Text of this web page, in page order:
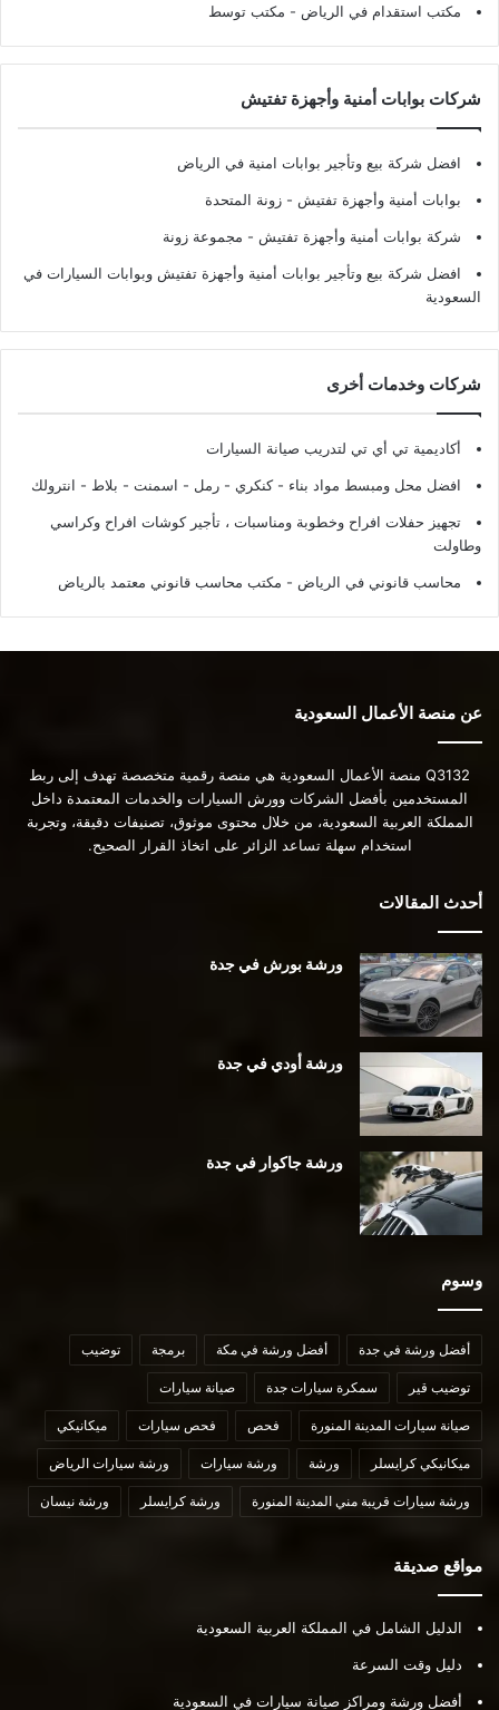
مكتب استقدام في الرياض - مكتب توسط
شركات بوابات أمنية وأجهزة تفتيش
افضل شركة بيع وتأجير بوابات امنية في الرياض
بوابات أمنية وأجهزة تفتيش - زونة المتحدة
شركة بوابات أمنية وأجهزة تفتيش - مجموعة زونة
افضل شركة بيع وتأجير بوابات أمنية وأجهزة تفتيش وبوابات السيارات في
السعودية
شركات وخدمات أخرى
أكاديمية تي أي تي لتدريب صيانة السيارات
افضل محل ومبسط مواد بناء - كنكري - رمل - اسمنت - بلاط - انترولك
تجهيز حفلات افراح وخطوبة ومناسبات ، تأجير كوشات افراح وكراسي
وطاولت
محاسب قانوني في الرياض - مكتب محاسب قانوني معتمد بالرياض
عن منصة الأعمال السعودية
Q3132 منصة الأعمال السعودية هي منصة رقمية متخصصة تهدف إلى ربط
المستخدمين بأفضل الشركات وورش السيارات والخدمات المعتمدة داخل
المملكة العربية السعودية، من خلال محتوى موثوق، تصنيفات دقيقة، وتجربة
استخدام سهلة تساعد الزائر على اتخاذ القرار الصحيح.
أحدث المقالات
ورشة بورش في جدة
ورشة أودي في جدة
ورشة جاكوار في جدة
وسوم
أفضل ورشة في جدة أفضل ورشة في مكة برمجة توضيب
توضيب قير سمكرة سيارات جدة صيانة سيارات
صيانة سيارات المدينة المنورة فحص فحص سيارات ميكانيكي
ميكانيكي كرايسلر ورشة ورشة سيارات ورشة سيارات الرياض
ورشة سيارات قريبة مني المدينة المنورة ورشة كرايسلر ورشة نيسان
مواقع صديقة
الدليل الشامل في المملكة العربية السعودية
دليل وقت السرعة
أفضل ورشة ومراكز صيانة سيارات في السعودية